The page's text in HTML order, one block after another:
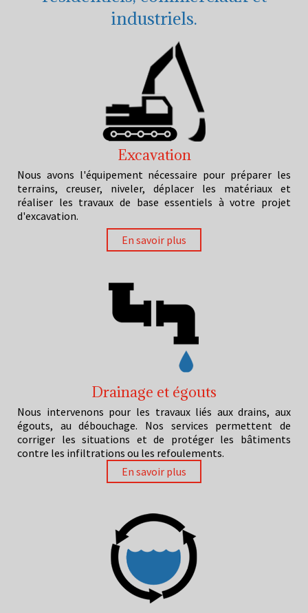
industriels.
Excavation
Nous avons l'équipement nécessaire pour préparer les
terrains, creuser, niveler, déplacer les matériaux et
réaliser les travaux de base essentiels à votre projet
d'excavation.
En savoir plus
Drainage et égouts
Nous intervenons pour les travaux liés aux drains, aux
égouts, au débouchage. Nos services permettent de
corriger les situations et de protéger les bâtiments
contre les infiltrations ou les refoulements.
En savoir plus